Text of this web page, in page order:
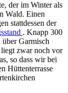
der im Winter als
Wald. Einen
stattdessen der
. Knapp 300
Garmisch
zwar noch vor
so dass wir bei
Hüttenterrasse